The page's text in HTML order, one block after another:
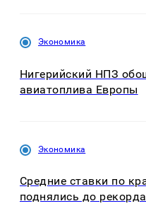
Экономика
Нигерийский НПЗ
авиатоплива Европы
Экономика
Средние ставки по
поднялись до